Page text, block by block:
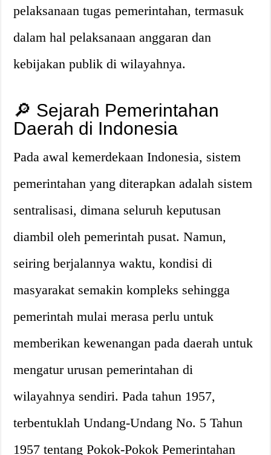
pelaksanaan tugas pemerintahan, termasuk
dalam hal pelaksanaan anggaran dan
kebijakan publik di wilayahnya.
🔎 Sejarah Pemerintahan
Daerah di Indonesia
Pada awal kemerdekaan Indonesia, sistem
pemerintahan yang diterapkan adalah sistem
sentralisasi, dimana seluruh keputusan
diambil oleh pemerintah pusat. Namun,
seiring berjalannya waktu, kondisi di
masyarakat semakin kompleks sehingga
pemerintah mulai merasa perlu untuk
memberikan kewenangan pada daerah untuk
mengatur urusan pemerintahan di
wilayahnya sendiri. Pada tahun 1957,
terbentuklah Undang-Undang No. 5 Tahun
1957 tentang Pokok-Pokok Pemerintahan